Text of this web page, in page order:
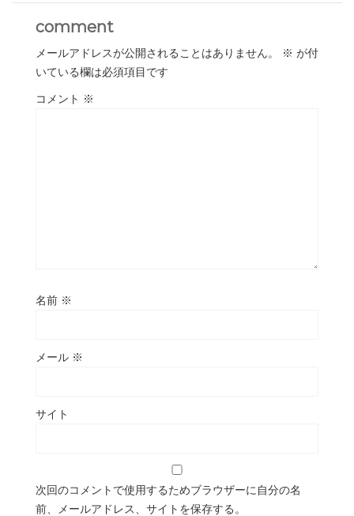
comment
メールアドレスが公開されることはありません。 ※ が付
いている欄は必須項目です
コメント ※
名前 ※
メール ※
サイト
次回のコメントで使用するためブラウザーに自分の名
前、メールアドレス、サイトを保存する。